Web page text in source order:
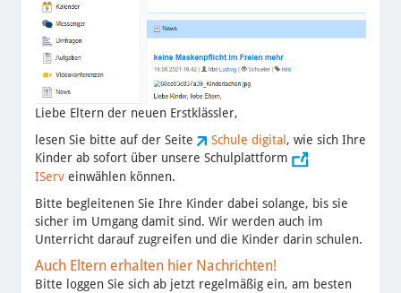
Liebe Eltern der neuen Erstklässler,
lesen Sie bitte auf der Seite
Schule digital , wie sich Ihre
Kinder ab sofort über unsere Schulplattform
IServeinwählen können.
Bitte begleitenen Sie Ihre Kinder dabei solange, bis sie
sicher im Umgang damit sind. Wir werden auch im
Unterricht darauf zugreifen und die Kinder darin schulen.
Auch Eltern erhalten hier Nachrichten!
Bitte loggen Sie sich ab jetzt regelmäßig ein, am besten